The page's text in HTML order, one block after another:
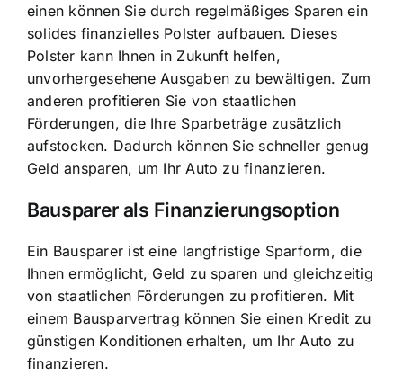
einen können Sie durch regelmäßiges Sparen ein
solides finanzielles Polster aufbauen. Dieses
Polster kann Ihnen in Zukunft helfen,
unvorhergesehene Ausgaben zu bewältigen. Zum
anderen profitieren Sie von staatlichen
Förderungen, die Ihre Sparbeträge zusätzlich
aufstocken. Dadurch können Sie schneller genug
Geld ansparen, um Ihr Auto zu finanzieren.
Bausparer als Finanzierungsoption
Ein Bausparer ist eine langfristige Sparform, die
Ihnen ermöglicht, Geld zu sparen und gleichzeitig
von staatlichen Förderungen zu profitieren. Mit
einem Bausparvertrag können Sie einen Kredit zu
günstigen Konditionen erhalten, um Ihr Auto zu
finanzieren.